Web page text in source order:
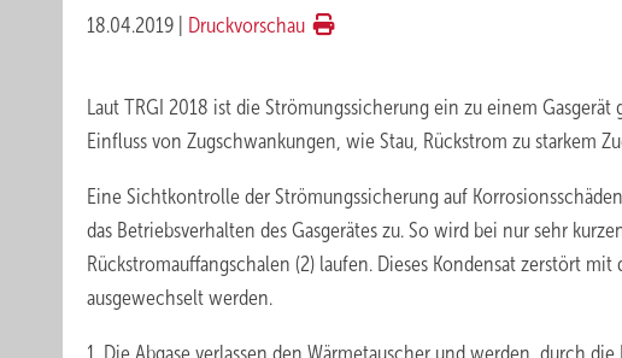
18.04.2019
Druckvorschau
Laut TRGI 2018 ist die Strömungssicherung ein zu einem
Einfluss von Zugschwankungen, wie Stau, Rückstrom zu starkem
Eine Sichtkontrolle der Strömungssicherung auf
das Betriebsverhalten des Gasgerätes zu. So wird bei nur sehr
Rückstromauffangschalen (2) laufen. Dieses Kondensat zerstört
ausgewechselt werden.
1. Die Abgase verlassen den Wärmetauscher und werden, durch